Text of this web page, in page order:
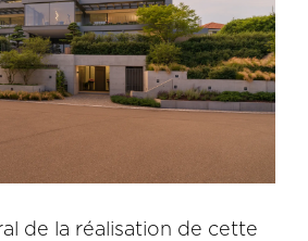
de la réalisation de cette